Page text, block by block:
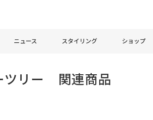
ニュース スタイリング ショップ
ツリー 関連商品